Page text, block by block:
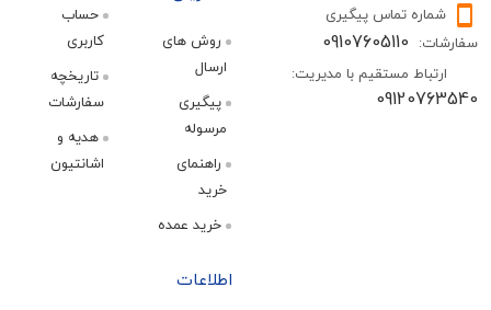
تماس پیگیری
09107605110
مستقیم با مدیریت:
روش های
خرید عمده
کاربری